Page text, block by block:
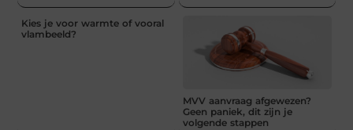
Kies je voor warmte of vooral
vlambeeld?
MVV aanvraag afgewezen?
Geen paniek, dit zijn je
volgende stappen